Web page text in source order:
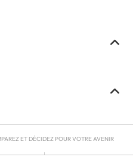
ET DÉCIDEZ POUR VOTRE AVENIR